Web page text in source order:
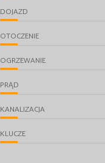
DOJAZD
OTOCZENIE
OGRZEWANIE
PRĄD
KANALIZACJA
KLUCZE